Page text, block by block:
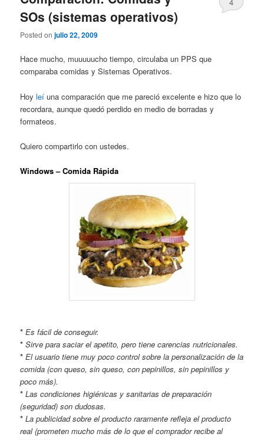
SOs (sistemas operativos)
Posted onjulio 22, 2009
4
Hace mucho, muuuuucho tiempo, circulaba un PPS que
comparaba comidas y Sistemas Operativos.
Hoyleí una comparación que me pareció excelente e hizo que lo
recordara, aunque quedó perdido en medio de borradas y
formateos.
Quiero compartirlo con ustedes.
Windows – Comida Rápida
* Es fácil de conseguir.
* Sirve para saciar el apetito, pero tiene carencias nutricionales.
* El usuario tiene muy poco control sobre la personalización de la
comida (con queso, sin queso, con pepinillos, sin pepinillos y
poco más).
* Las condiciones higiénicas y sanitarias de preparación
(seguridad) son dudosas.
* La publicidad sobre el producto raramente refleja el producto
real (prometen mucho más de lo que el comprador recibe al